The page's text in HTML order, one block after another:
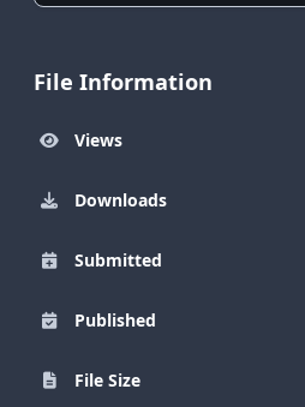
File Information
Views
Downloads
Submitted
Published
File Size